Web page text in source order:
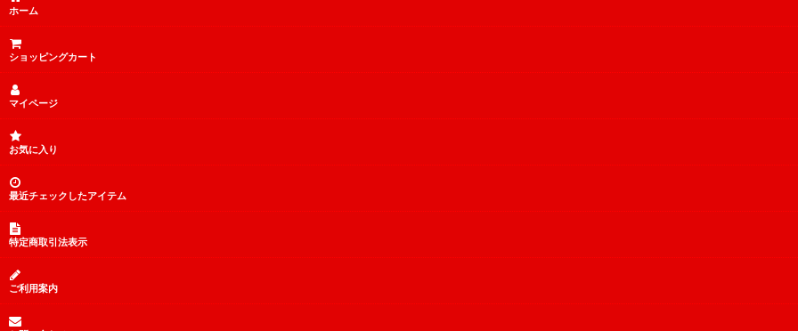
ホーム
ショッピングカート
マイページ
お気に入り
最近チェックしたアイテム
特定商取引法表示
ご利用案内